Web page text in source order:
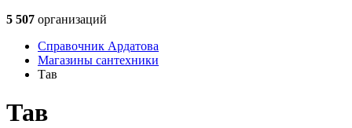
5 507 организаций
Справочник Ардатова
Магазины сантехники
Тав
Тав